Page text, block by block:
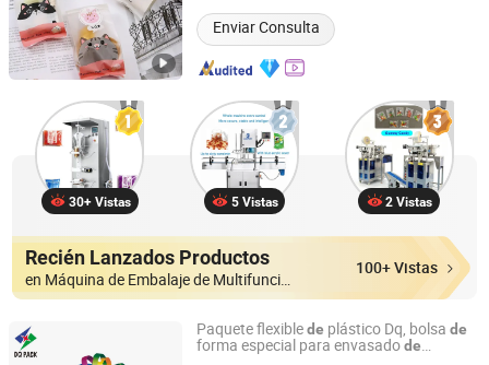
Enviar Consulta
30+ Vistas 5 Vistas 2 Vistas
Recién Lanzados Productos
en Máquina de Embalaje de Multifunción
100+ Vistas
Paquete flexiblede plástico Dq, bolsa de
forma especial para envasadode
Guangdong Danqing Printing Co., Ltd.